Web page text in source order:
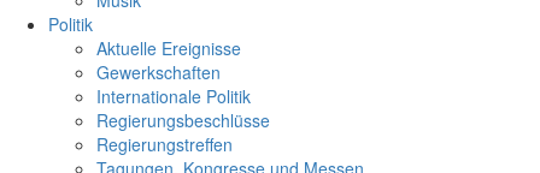
Politik
Aktuelle Ereignisse
Gewerkschaften
Internationale Politik
Regierungsbeschlüsse
Regierungstreffen